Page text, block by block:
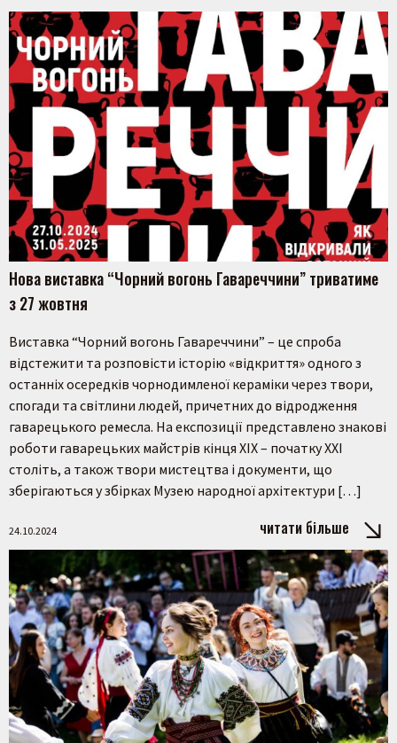
Пошук на сайті
Шукати
Нова виставка “Чорний вогонь Гавареччини” триватиме
з 27 жовтня
Виставка “Чорний вогонь Гавареччини” – це спроба
відстежити та розповісти історію «відкриття» одного з
останніх осередків чорнодимленої кераміки через твори,
спогади та світлини людей, причетних до відродження
гаварецького ремесла. На експозиції представлено знакові
роботи гаварецьких майстрів кінця ХІХ – початку ХХІ
століть, а також твори мистецтва і документи, що
зберігаються у збірках Музею народної архітектури […]
24.10.2024 читати більше